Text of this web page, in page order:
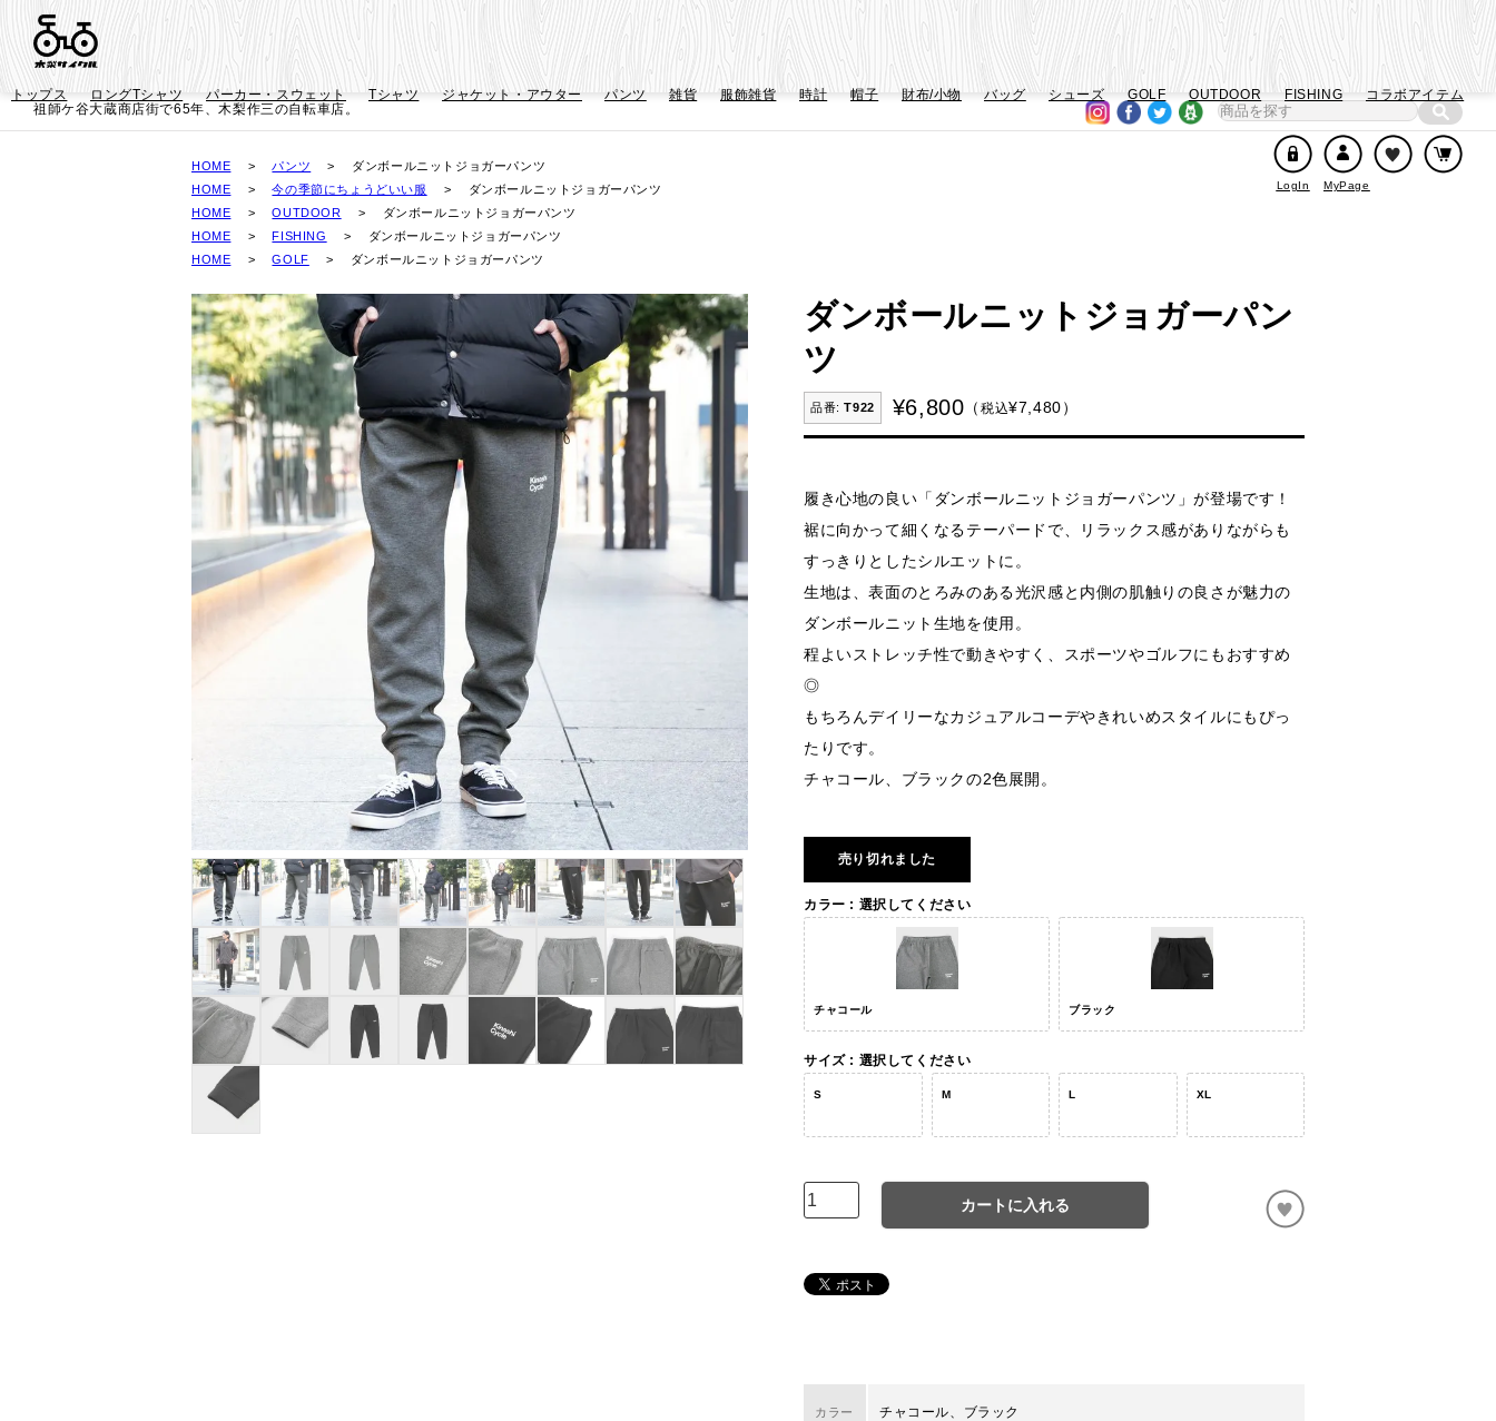
トップス ロングTシャツ パーカー・スウェット Tシャツ ジャケット・アウター パンツ 雑貨 服飾雑貨 時計 帽子 財布/小物 バッグ シューズ GOLF OUTDOOR FISHING コラボアイテム
MyPage
LogIn
祖師ケ谷大蔵商店街で65年、木梨作三の自転車店。
HOME パンツ
ダンボールニットジョガーパンツ
HOME
今の季節にちょうどいい服
ダンボールニットジョガーパンツ
HOME
OUTDOOR
ダンボールニットジョガーパンツ
HOME
FISHING
ダンボールニットジョガーパンツ
HOME
GOLF ダンボールニットジョガーパンツ
ダンボールニットジョガーパン
ツ
T922 ¥6,800 ¥7,480
税込
履き心地の良い「ダンボールニットジョガーパンツ」が登場です！
裾に向かって細くなるテーパードで、リラックス感がありながらも
すっきりとしたシルエットに。
生地は、表面のとろみのある光沢感と内側の肌触りの良さが魅力の
ダンボールニット生地を使用。
程よいストレッチ性で動きやすく、スポーツやゴルフにもおすすめ
◎
もちろんデイリーなカジュアルコーデやきれいめスタイルにもぴっ
たりです。
チャコール、ブラックの2色展開。
売り切れました
カラー 選択してください
チャコール ブラック
サイズ 選択してください
S M L XL
カートに入れる
カラー チャコール、ブラック